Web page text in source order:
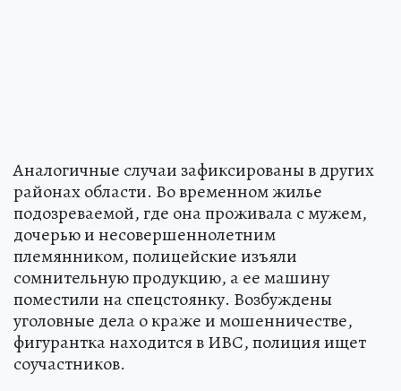
Аналогичные случаи зафиксированы в других
районах области. Во временном жилье
подозреваемой, где она проживала с мужем,
дочерью и несовершеннолетним
племянником, полицейские изъяли
сомнительную продукцию, а ее машину
поместили на спецстоянку. Возбуждены
уголовные дела о краже и мошенничестве,
фигурантка находится в ИВС, полиция ищет
соучастников.